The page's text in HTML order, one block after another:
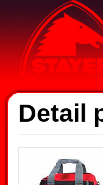
Detail